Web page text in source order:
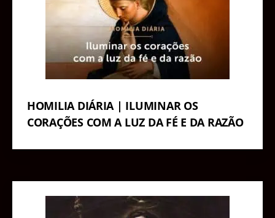
HOMILIA DIÁRIA | ILUMINAR OS
CORAÇÕES COM A LUZ DA FÉ E DA RAZÃO